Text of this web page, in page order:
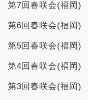
第7回春咲会(福岡)
第6回春咲会(福岡)
第5回春咲会(福岡)
第4回春咲会(福岡)
第3回春咲会(福岡)